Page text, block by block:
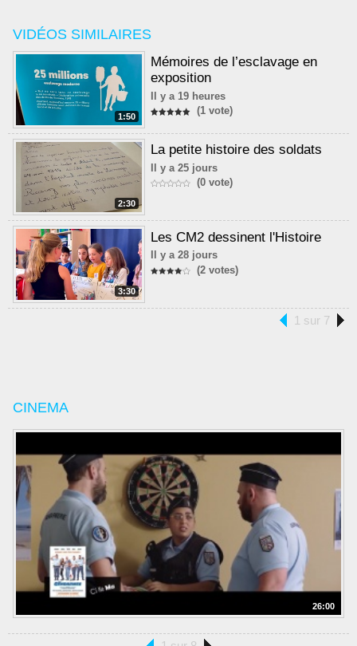
VIDÉOS SIMILAIRES
1:50
Mémoires de l’esclavage en
exposition
Il y a 19 heures
(1 vote)
2:30
La petite histoire des soldats
Il y a 25 jours
(0 vote)
3:30
Les CM2 dessinent l'Histoire
Il y a 28 jours
(2 votes)
1 sur 7
CINEMA
26:00